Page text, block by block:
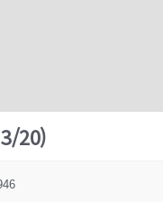
20)